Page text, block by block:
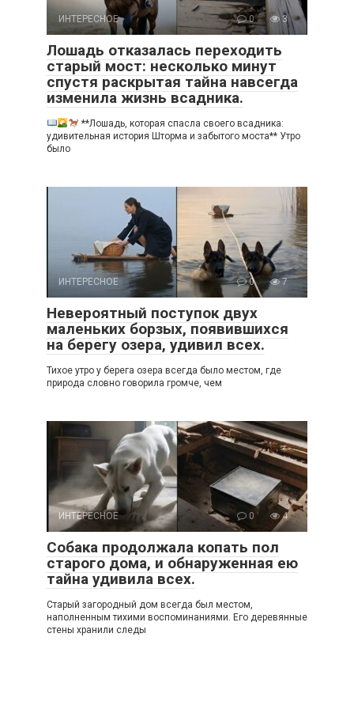
ИНТЕРЕСНОЕ 0 3
Лошадь отказалась переходить
старый мост: несколько минут
спустя раскрытая тайна навсегда
изменила жизнь всадника.
**Лошадь, которая спасла своего всадника:
удивительная история Шторма и забытого моста** Утро
было
ИНТЕРЕСНОЕ 0 7
Невероятный поступок двух
маленьких борзых, появившихся
на берегу озера, удивил всех.
Тихое утро у берега озера всегда было местом, где
природа словно говорила громче, чем
ИНТЕРЕСНОЕ 0 4
Собака продолжала копать пол
старого дома, и обнаруженная ею
тайна удивила всех.
Старый загородный дом всегда был местом,
наполненным тихими воспоминаниями. Его деревянные
стены хранили следы